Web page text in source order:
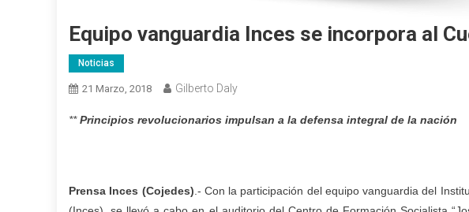
Equipo vanguardia Inces se incorpora al
Noticias
21 Marzo, 2018 Gilberto Daly
**Principios revolucionarios impulsan a la defensa integral de la nación
Prensa Inces (Cojedes) .- Con la participación del equipo vanguardia del